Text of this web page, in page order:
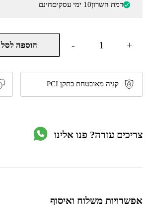
רמת השרון10 ימי עסקים
חינם
-
סט
מגירות
אחסון
+ הוספה לסל
קניה מאובטחת בתקן PCI
צריכים עזרה? פנו אלינו
אפשרויות משלוח ואיסוף